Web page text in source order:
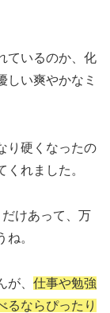
ているのか、化
しい爽やかなミ
り硬くなったの
れました。
けあって、万
。
、 仕事や勉強
るならぴったり